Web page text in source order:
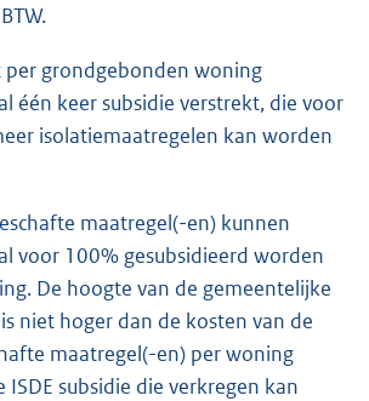
per grondgebonden woning
één keer subsidie verstrekt, die voor
isolatiemaatregelen kan worden
maatregel(-en) kunnen
voor 100% gesubsidieerd worden
De hoogte van de gemeentelijke
niet hoger dan de kosten van de
maatregel(-en) per woning
ISDE subsidie die verkregen kan